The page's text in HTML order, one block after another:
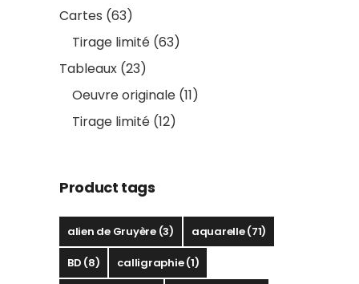
Cartes 6363
products
Tirage limité 6363
products
Tableaux 2323
products
Oeuvre originale 1111
products
Tirage limité 1212
products
Product tags
alien de Gruyère(3) aquarelle(71)
BD (8) calligraphie(1)